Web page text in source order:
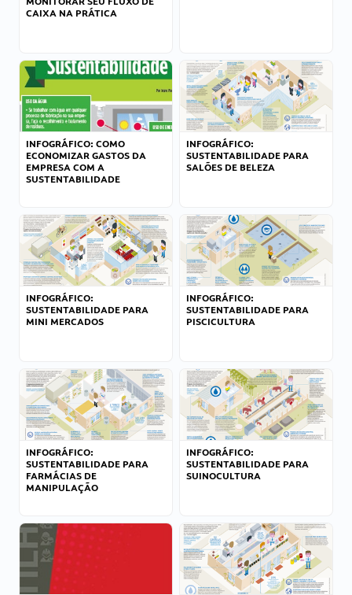
CAIXA NA PRÁTICA
INFOGRÁFICO: COMO
ECONOMIZAR GASTOS DA
EMPRESA COM A
SUSTENTABILIDADE
INFOGRÁFICO:
SUSTENTABILIDADE PARA
SALÕES DE BELEZA
INFOGRÁFICO:
SUSTENTABILIDADE PARA
MINI MERCADOS
INFOGRÁFICO:
SUSTENTABILIDADE PARA
PISCICULTURA
INFOGRÁFICO:
SUSTENTABILIDADE PARA
FARMÁCIAS DE
MANIPULAÇÃO
INFOGRÁFICO:
SUSTENTABILIDADE PARA
SUINOCULTURA